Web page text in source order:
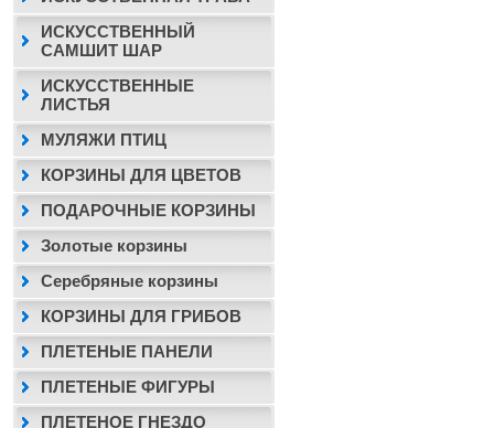
ИСКУССТВЕННЫЙ
САМШИТ ШАР
ИСКУССТВЕННЫЕ
ЛИСТЬЯ
МУЛЯЖИ ПТИЦ
КОРЗИНЫ ДЛЯ ЦВЕТОВ
ПОДАРОЧНЫЕ КОРЗИНЫ
Золотые корзины
Серебряные корзины
КОРЗИНЫ ДЛЯ ГРИБОВ
ПЛЕТЕНЫЕ ПАНЕЛИ
ПЛЕТЕНЫЕ ФИГУРЫ
ПЛЕТЕНОЕ ГНЕЗДО